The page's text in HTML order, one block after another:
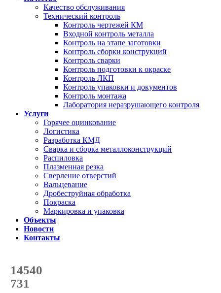
Качество обслуживания
Технический контроль
Контроль чертежей КМ
Входной контроль металла
Контроль на этапе заготовки
Контроль сборки конструкций
Контроль сварки
Контроль подготовки к окраске
Контроль ЛКП
Контроль упаковки и документов
Контроль монтажа
Лаборатория неразрушающего контроля
Услуги
Горячее оцинкование
Логистика
Разработка КМД
Сварка и сборка металлоконструкций
Распиловка
Плазменная резка
Сверление отверстий
Вальцевание
Дробеструйная обработка
Покраска
Маркировка и упаковка
Объекты
Новости
Контакты
14540
с начала года
731
с начала месяца